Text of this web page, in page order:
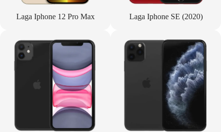
Laga Iphone 12 Pro Max Laga Iphone SE (2020)